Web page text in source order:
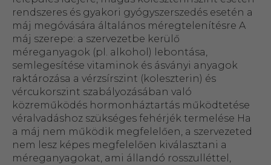
rendszeres és gyakori gyógyszerszedés esetén a
máj megóvására általános méregtelenítésre A
máj szerepe: a szervezetbe kerülő
méreganyagok (pl. alkohol) lebontása,
semlegesítése vitaminok és ásványi anyagok
raktározása a vérzsírszint (koleszterin) és
vércukorszint szabályozásában való
közreműködés hormonháztartás működtetése
véralvadáshoz szükséges fehérjék termelése Ha
a máj nem működik megfelelően, a szervezeted
nem lesz képes megfelelően kiválasztani a
méreganyagokat, ami állandó rosszulléttel,